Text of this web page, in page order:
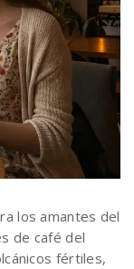
los amantes del
de café del
fértiles,